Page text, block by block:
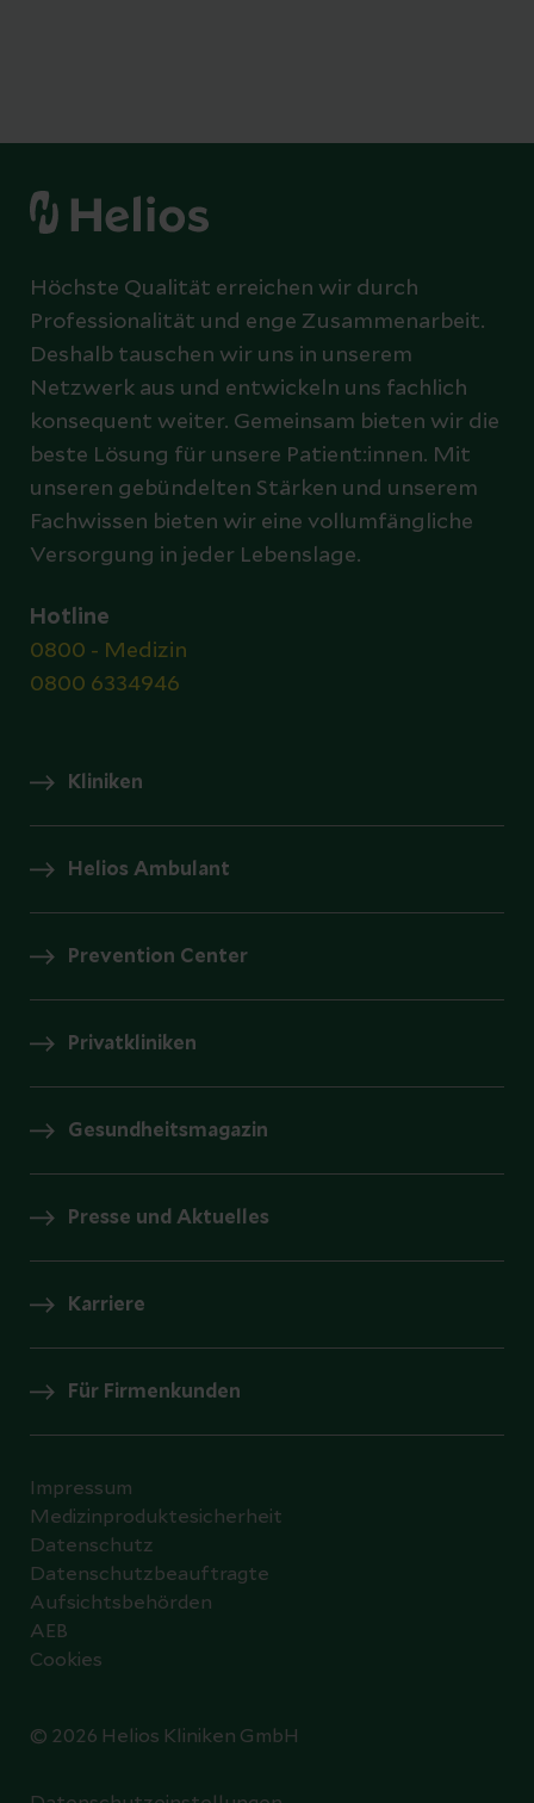
Höchste Qualität erreichen wir durch
Professionalität und enge Zusammenarbeit.
Deshalb tauschen wir uns in unserem
Netzwerk aus und entwickeln uns fachlich
konsequent weiter. Gemeinsam bieten wir die
beste Lösung für unsere Patient:innen. Mit
unseren gebündelten Stärken und unserem
Fachwissen bieten wir eine vollumfängliche
Versorgung in jeder Lebenslage.
Hotline
0800 - Medizin
0800 6334946
Kliniken
Helios Ambulant
Prevention Center
Privatkliniken
Gesundheitsmagazin
Presse und Aktuelles
Karriere
Für Firmenkunden
© 2026 Helios Kliniken GmbH
Impressum
Medizinproduktesicherheit
Datenschutz
Datenschutzbeauftragte
Aufsichtsbehörden
AEB
Cookies